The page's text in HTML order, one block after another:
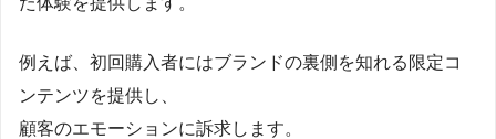
例えば、初回購入者にはブランドの裏側を知れる限定コ
ンテンツを提供し、
顧客のエモーションに訴求します。